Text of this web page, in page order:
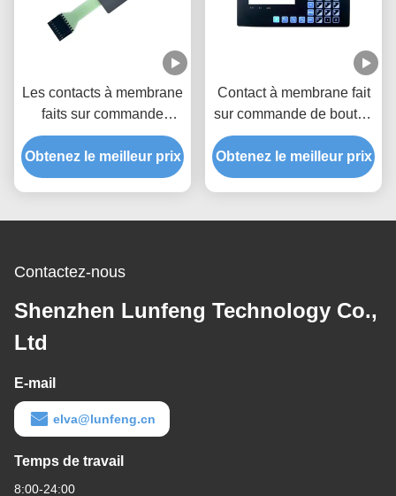
Les contacts à membrane
faits sur commande
imperméables de haute
performance CHOIENT le
matériel de polyester
Obtenez le meilleur prix
Contact à membrane fait
sur commande de bouton
de polyester avec le
connecteur de 2.54mm
Obtenez le meilleur prix
Contactez-nous
Shenzhen Lunfeng Technology Co.,
Ltd
E-mail
elva@lunfeng.cn
Temps de travail
8:00-24:00